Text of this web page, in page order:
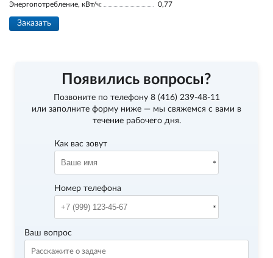
Энергопотребление, кВт/ч:
0,77
Заказать
Появились вопросы?
Позвоните по телефону 8 (416) 239-48-11
или заполните форму ниже — мы свяжемся с вами в
течение рабочего дня.
Как вас зовут
Номер телефона
Ваш вопрос